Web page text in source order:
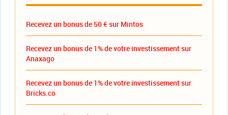
Recevez un bonus de 50 € sur Mintos
Recevez un bonus de 1% de votre investissement sur
Anaxago
Recevez un bonus de 1% de votre investissement sur
Bricks.co